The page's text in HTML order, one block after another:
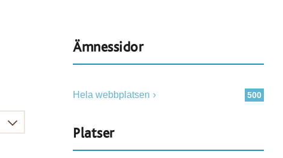
Ämnessidor
500
Hela webbplatsen
Platser